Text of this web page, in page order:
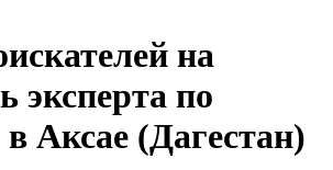
на
эксперта по
Аксае (Дагестан)